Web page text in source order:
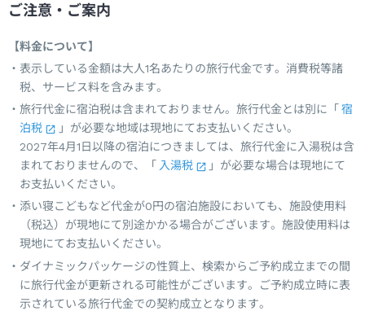
ご注意・ご案内
【料金について】
表示している金額は大人1名あたりの旅行代金です。消費税等諸
税、サービス料を含みます。
旅行代金に宿泊税は含まれておりません。旅行代金とは別に「 宿
泊税
」が必要な地域は現地にてお支払いください。
2027年4月1日以降の宿泊につきましては、旅行代金に入湯税は含
まれておりませんので、「 入湯税
」が必要な場合は現地にて
お支払いください。
添い寝こどもなど代金が0円の宿泊施設においても、施設使用料
（税込）が現地にて別途かかる場合がございます。施設使用料は
現地にてお支払いください。
ダイナミックパッケージの性質上、検索からご予約成立までの間
に旅行代金が更新される可能性がございます。ご予約成立時に表
示されている旅行代金での契約成立となります。